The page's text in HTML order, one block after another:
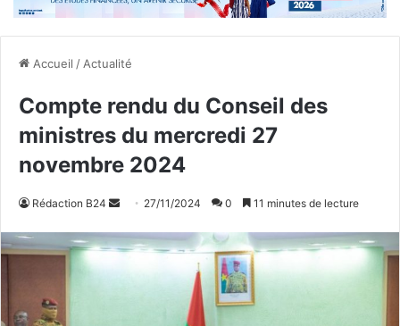
Accueil / Actualité
Compte rendu du Conseil des
ministres du mercredi 27
novembre 2024
Rédaction B24
v
27/11/2024 0 11 minutes de lecture